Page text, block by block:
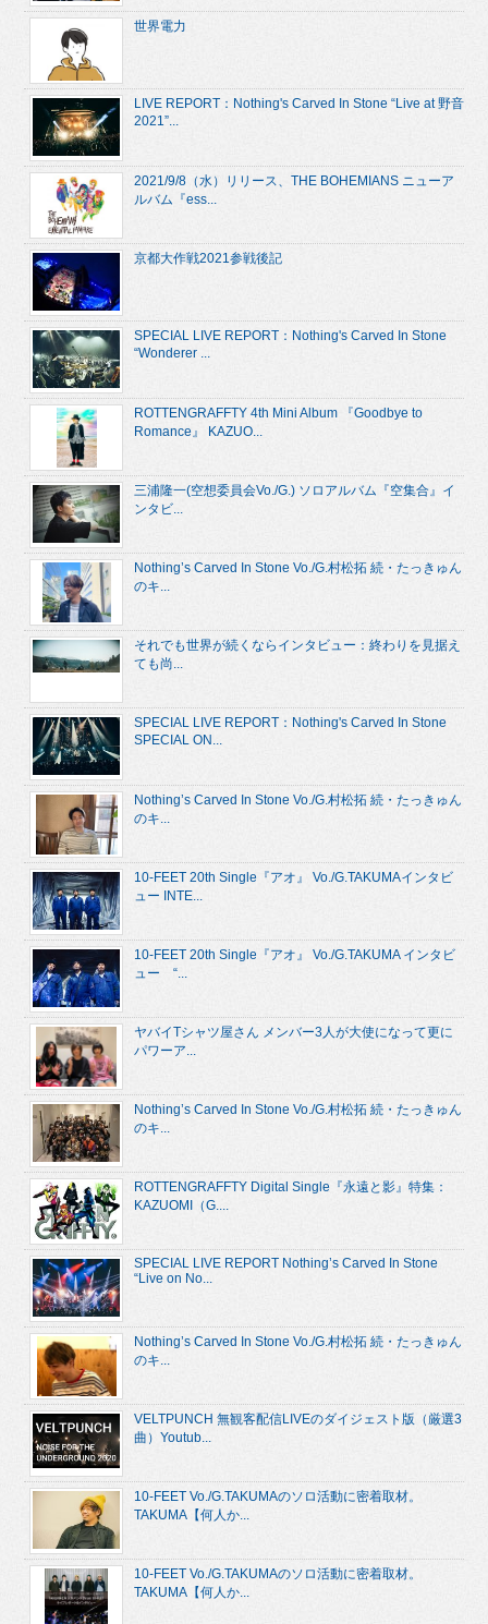
世界電力
LIVE REPORT：Nothing's Carved In Stone “Live at 野音
2021”...
2021/9/8（水）リリース、THE BOHEMIANS ニューア
ルバム『ess...
京都大作戦2021参戦後記
SPECIAL LIVE REPORT：Nothing's Carved In Stone
“Wonderer ...
ROTTENGRAFFTY 4th Mini Album 『Goodbye to
Romance』 KAZUO...
三浦隆一(空想委員会Vo./G.) ソロアルバム『空集合』イ
ンタビ...
Nothing’s Carved In Stone Vo./G.村松拓 続・たっきゅん
のキ...
それでも世界が続くならインタビュー：終わりを見据え
ても尚...
SPECIAL LIVE REPORT：Nothing's Carved In Stone
SPECIAL ON...
Nothing’s Carved In Stone Vo./G.村松拓 続・たっきゅん
のキ...
10-FEET 20th Single『アオ』 Vo./G.TAKUMAインタビ
ュー INTE...
10-FEET 20th Single『アオ』 Vo./G.TAKUMA インタビ
ュー “...
ヤバイTシャツ屋さん メンバー3人が大使になって更に
パワーア...
Nothing’s Carved In Stone Vo./G.村松拓 続・たっきゅん
のキ...
ROTTENGRAFFTY Digital Single『永遠と影』特集：
KAZUOMI（G....
SPECIAL LIVE REPORT Nothing’s Carved In Stone
“Live on No...
Nothing’s Carved In Stone Vo./G.村松拓 続・たっきゅん
のキ...
VELTPUNCH 無観客配信LIVEのダイジェスト版（厳選3
曲）Youtub...
10-FEET Vo./G.TAKUMAのソロ活動に密着取材。
TAKUMA【何人か...
10-FEET Vo./G.TAKUMAのソロ活動に密着取材。
TAKUMA【何人か...